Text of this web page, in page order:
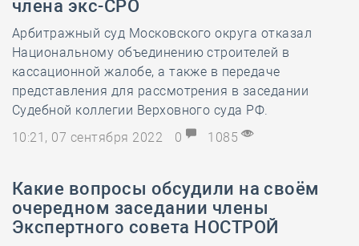
члена экс-СРО
Арбитражный суд Московского округа отказал
Национальному объединению строителей в
кассационной жалобе, а также в передаче
представления для рассмотрения в заседании
Судебной коллегии Верховного суда РФ.
10:21, 07 сентября 2022
0 1085
Какие вопросы обсудили на своём
очередном заседании члены
Экспертного совета НОСТРОЙ